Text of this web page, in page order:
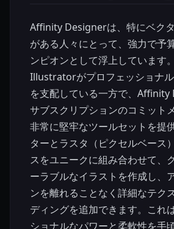
Affinity Designerは、特にベク
がある人々にとって、強力で予
ンピオンとして浮上しています
Illustratorがプロフェッショナ
を支配している一方で、
サブスクリプションのコミット
非常に堅牢なツールセットを提
ターとラスタ（ピクセルベース
スをユニークに組み合わせて、
ーラブルなイラストを作成し、
ンを離れることなく詳細なテク
ディングを追加できます。これ
ショナルなパワーと柔軟性を手